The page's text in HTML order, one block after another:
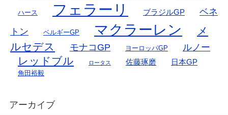
ハース フェラーリ ブラジルGP
ベネ
トン
ベルギーGP マクラーレン
メ
ルセデス
モナコGP ヨーロッパGP ルノー
レッドブル ロータス 佐藤琢磨 日本GP
角田裕毅
アーカイブ